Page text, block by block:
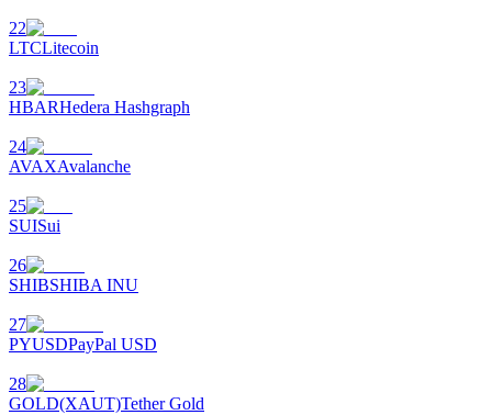
พันธมิตร Bitrue
22
LTCLitecoin
23
HBARHedera Hashgraph
24
AVAXAvalanche
25
SUISui
26
SHIBSHIBA INU
27
PYUSDPayPal USD
28
GOLD(XAUT)Tether Gold